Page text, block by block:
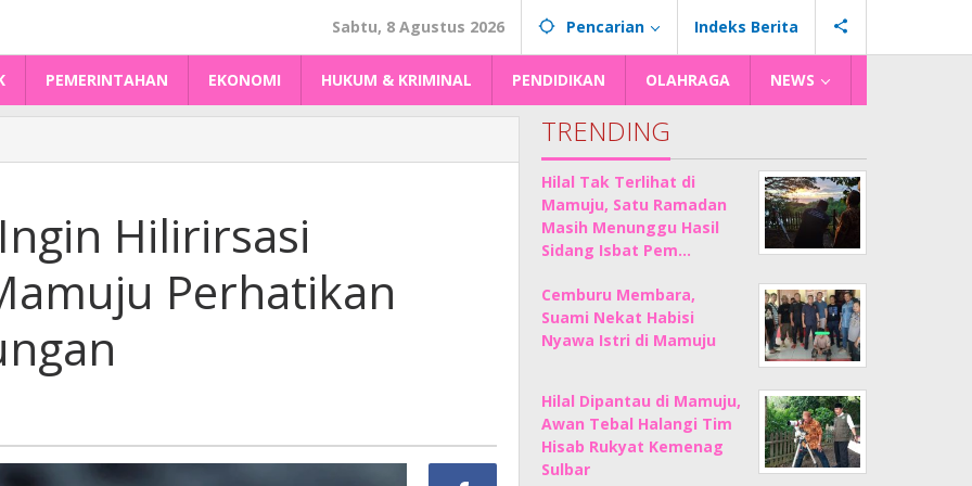
Sabtu, 8 Agustus 2026 Pencarian Indeks Berita
PEMERINTAHAN EKONOMI HUKUM & KRIMINAL PENDIDIKAN OLAHRAGA NEWS
Hilirirsasi
Perhatikan
TRENDING
Hilal Tak Terlihat di
Mamuju, Satu Ramadan
Masih Menunggu Hasil
Sidang Isbat Pem…
Cemburu Membara,
Suami Nekat Habisi
Nyawa Istri di Mamuju
Hilal Dipantau di Mamuju,
Awan Tebal Halangi Tim
Hisab Rukyat Kemenag
Sulbar